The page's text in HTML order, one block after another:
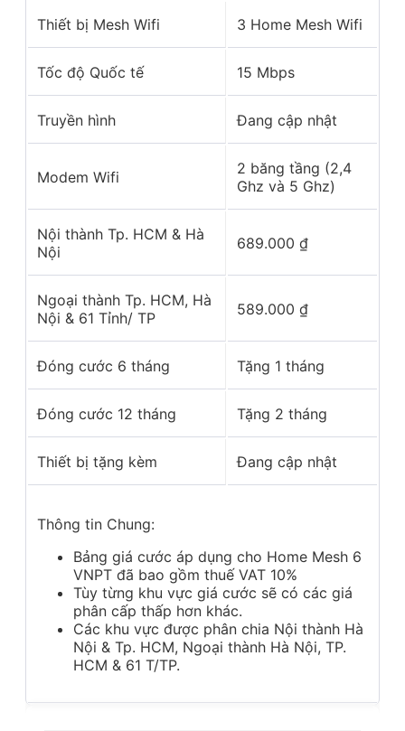
Thiết bị Mesh Wifi 3 Home Mesh Wifi
Tốc độ Quốc tế 15 Mbps
Truyền hình Đang cập nhật
Modem Wifi
2 băng tầng (2,4
Ghz và 5 Ghz)
Nội thành Tp. HCM & Hà
Nội
689.000 ₫
Ngoại thành Tp. HCM, Hà
Nội & 61 Tỉnh/ TP
589.000 ₫
Đóng cước 6 tháng Tặng 1 tháng
Đóng cước 12 tháng Tặng 2 tháng
Thiết bị tặng kèm Đang cập nhật
Thông tin Chung:
Bảng giá cước áp dụng cho Home Mesh 6
VNPT đã bao gồm thuế VAT 10%
Tùy từng khu vực giá cước sẽ có các giá
phân cấp thấp hơn khác.
Các khu vực được phân chia Nội thành Hà
Nội & Tp. HCM, Ngoại thành Hà Nội, TP.
HCM & 61 T/TP.